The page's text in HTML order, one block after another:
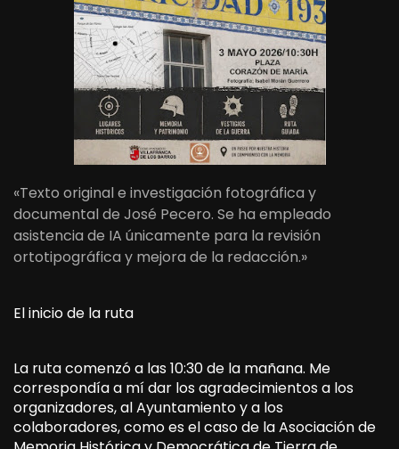
«Texto original e investigación fotográfica y
documental de José Pecero. Se ha empleado
asistencia de IA únicamente para la revisión
ortotipográfica y mejora de la redacción.»
El inicio de la ruta
La ruta comenzó a las 10:30 de la mañana. Me
correspondía a mí dar los agradecimientos a los
organizadores, al Ayuntamiento y a los
colaboradores, como es el caso de la Asociación de